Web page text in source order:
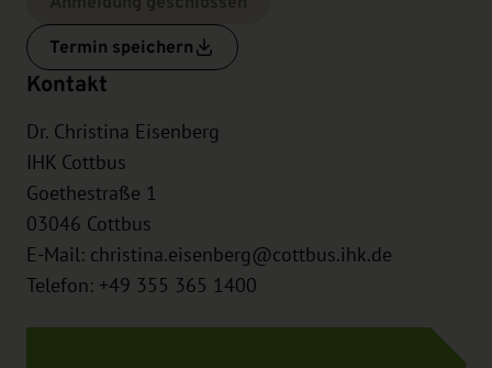
Termin speichern
Kontakt
Dr. Christina Eisenberg
IHK Cottbus
Goethestraße 1
03046 Cottbus
E-Mail: christina.eisenberg@cottbus.ihk.de
Telefon: +49 355 365 1400